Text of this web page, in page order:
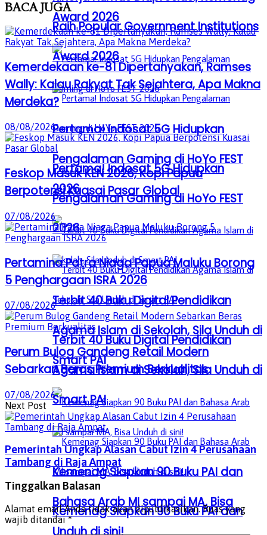
Award 2026
Pertama! Indosat 5G Hidupkan
Pengalaman Gaming di HoYo FEST
2026
Terbit 40 Buku Digital Pendidikan
Agama Islam di Sekolah, Sila Unduh di
Smart PAI
Kemenag Siapkan 90 Buku PAI dan
Bahasa Arab MI sampai MA, Bisa
Raih Popular Government Institutions
Award 2026
Pertama! Indosat 5G Hidupkan
Pengalaman Gaming di HoYo FEST
2026
Terbit 40 Buku Digital Pendidikan
Agama Islam di Sekolah, Sila Unduh di
Smart PAI
Kemenag Siapkan 90 Buku PAI dan
BACAJUGA
Kemerdekaan ke-81 Dipertanyakan, Ramses
Wally: Kalau Rakyat Tak Sejahtera, Apa Makna
Merdeka?
08/08/2026
Feskop Masuk KEN 2026, Kopi Papua
Berpotensi Kuasai Pasar Global
07/08/2026
Pertamina Patra Niaga Papua Maluku Borong
5 Penghargaan ISRA 2026
07/08/2026
Perum Bulog Gandeng Retail Modern
Sebarkan Beras Premium Berkualitas
07/08/2026
Next Post
Pemerintah Ungkap Alasan Cabut Izin 4 Perusahaan
Tambang di Raja Ampat
Tinggalkan Balasan
Alamat email Anda tidak akan dipublikasikan. Ruas yang
wajib ditandai*